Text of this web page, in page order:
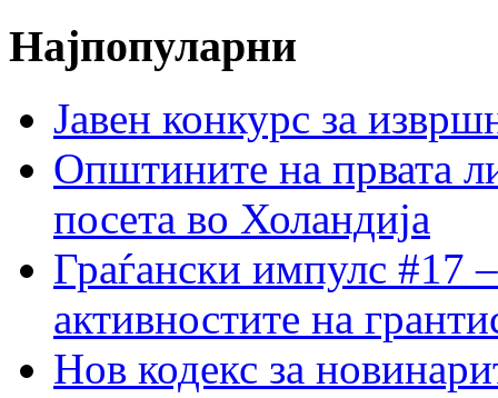
Најпопуларни
Јавен конкурс за
Општините на првата
посета во Холандија
Граѓански импулс #17
активностите на
Нов кодекс за